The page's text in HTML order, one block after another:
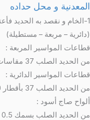
و محل حداده
1-الخام و نقصد به الحديد
– مربعة – مستطيلة)
المواسير المربعة :
الحديد الصلب 37 مقاسات 20×20،25×25وسمك 2مم .
المواسير الدائرية :
الحديد الصلب 37 بأقطار 20 ،30 مم .
صاج أسود :
الحديد الصلب بسمك 0.5 إلي 2.0مم .